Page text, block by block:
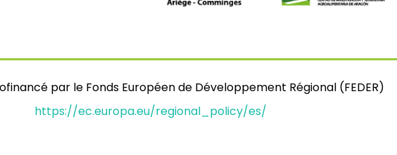
par le Fonds Européen de Développement Régional (FEDER)
https://ec.europa.eu/regional_policy/es/